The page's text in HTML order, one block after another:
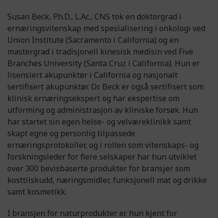
Susan Beck, Ph.D., L.Ac., CNS tok en doktorgrad i
ernæringsvitenskap med spesialisering i onkologi ved
Union Institute (Sacramento i California) og en
mastergrad i tradisjonell kinesisk medisin ved Five
Branches University (Santa Cruz i California). Hun er
lisensiert akupunktør i California og nasjonalt
sertifisert akupunktør. Dr. Beck er også sertifisert som
klinisk ernæringsekspert og har ekspertise om
utforming og administrasjon av kliniske forsøk. Hun
har startet sin egen helse- og velværeklinikk samt
skapt egne og personlig tilpassede
ernæringsprotokoller, og i rollen som vitenskaps- og
forskningsleder for flere selskaper har hun utviklet
over 300 bevisbaserte produkter for bransjer som
kosttilskudd, næringsmidler, funksjonell mat og drikke
samt kosmetikk.
I bransjen for naturprodukter er hun kjent for